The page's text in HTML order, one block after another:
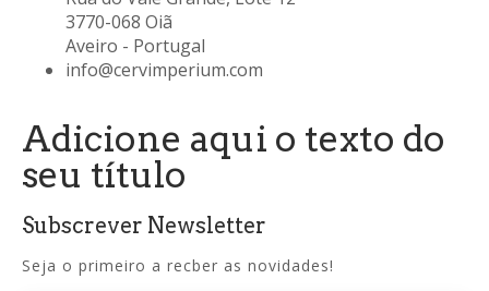
3770-068 Oiã
Aveiro - Portugal
info@cervimperium.com
Adicione aqui o texto do
seu título
Subscrever Newsletter
Seja o primeiro a recber as novidades!